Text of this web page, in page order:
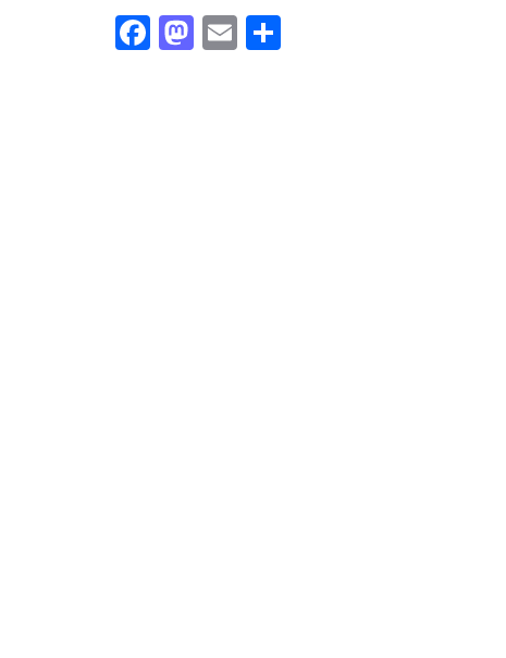
Facebook
Mastodon
Email